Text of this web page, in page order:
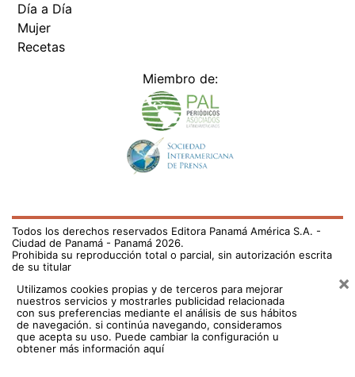
Día a Día
Mujer
Recetas
Miembro de:
Todos los derechos reservados Editora Panamá América S.A. -
Ciudad de Panamá - Panamá 2026.
Prohibida su reproducción total o parcial, sin autorización escrita
de su titular
Utilizamos cookies propias y de terceros para mejorar
nuestros servicios y mostrarles publicidad relacionada
con sus preferencias mediante el análisis de sus hábitos
de navegación. si continúa navegando, consideramos
que acepta su uso. Puede cambiar la configuración u
obtener más información aquí
×